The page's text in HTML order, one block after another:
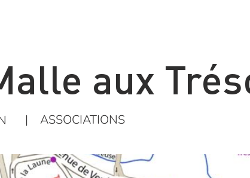
aux
| ASSOCIATIONS